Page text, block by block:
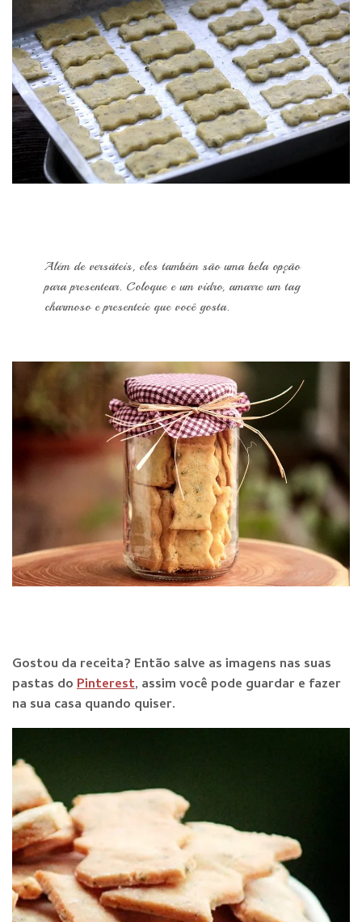
Além de versáteis, eles também são uma bela opção
para presentear. Coloque e um vidro, amarre um tag
charmoso e presenteie que você gosta.
Gostou da receita? Então salve as imagens nas suas
pastas doPinterest, assim você pode guardar e fazer
na sua casa quando quiser.